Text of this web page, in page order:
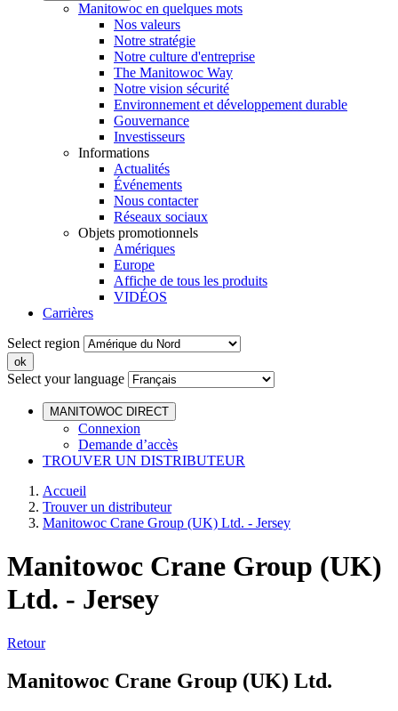
Manitowoc en quelques mots
Nos valeurs
Notre stratégie
Notre culture d'entreprise
The Manitowoc Way
Notre vision sécurité
Environnement et développement durable
Gouvernance
Investisseurs
Informations
Actualités
Événements
Nous contacter
Réseaux sociaux
Objets promotionnels
Amériques
Europe
Affiche de tous les produits
VIDÉOS
Carrières
Select region
Select your language
MANITOWOC DIRECT
Connexion
Demande d’accès
TROUVER UN DISTRIBUTEUR
Accueil
Trouver un distributeur
Manitowoc Crane Group (UK) Ltd. - Jersey
Manitowoc Crane Group (UK)
Ltd. - Jersey
Retour
Manitowoc Crane Group (UK) Ltd.